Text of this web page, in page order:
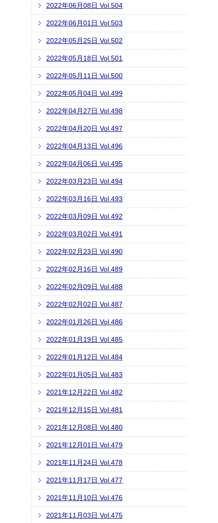
2022年06月08日 Vol.504
2022年06月01日 Vol.503
2022年05月25日 Vol.502
2022年05月18日 Vol.501
2022年05月11日 Vol.500
2022年05月04日 Vol.499
2022年04月27日 Vol.498
2022年04月20日 Vol.497
2022年04月13日 Vol.496
2022年04月06日 Vol.495
2022年03月23日 Vol.494
2022年03月16日 Vol.493
2022年03月09日 Vol.492
2022年03月02日 Vol.491
2022年02月23日 Vol.490
2022年02月16日 Vol.489
2022年02月09日 Vol.488
2022年02月02日 Vol.487
2022年01月26日 Vol.486
2022年01月19日 Vol.485
2022年01月12日 Vol.484
2022年01月05日 Vol.483
2021年12月22日 Vol.482
2021年12月15日 Vol.481
2021年12月08日 Vol.480
2021年12月01日 Vol.479
2021年11月24日 Vol.478
2021年11月17日 Vol.477
2021年11月10日 Vol.476
2021年11月03日 Vol.475